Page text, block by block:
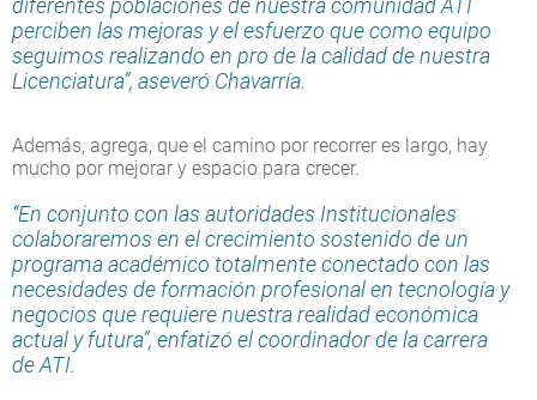
diferentes poblaciones de nuestra comunidad ATI
perciben las mejoras y el esfuerzo que como equipo
seguimos realizando en pro de la calidad de nuestra
Licenciatura”, aseveró Chavarría.
Además, agrega, que el camino por recorrer es largo, hay
mucho por mejorar y espacio para crecer.
“En conjunto con las autoridades Institucionales
colaboraremos en el crecimiento sostenido de un
programa académico totalmente conectado con las
necesidades de formación profesional en tecnología y
negocios que requiere nuestra realidad económica
actual y futura”, enfatizó el coordinador de la carrera
de ATI.